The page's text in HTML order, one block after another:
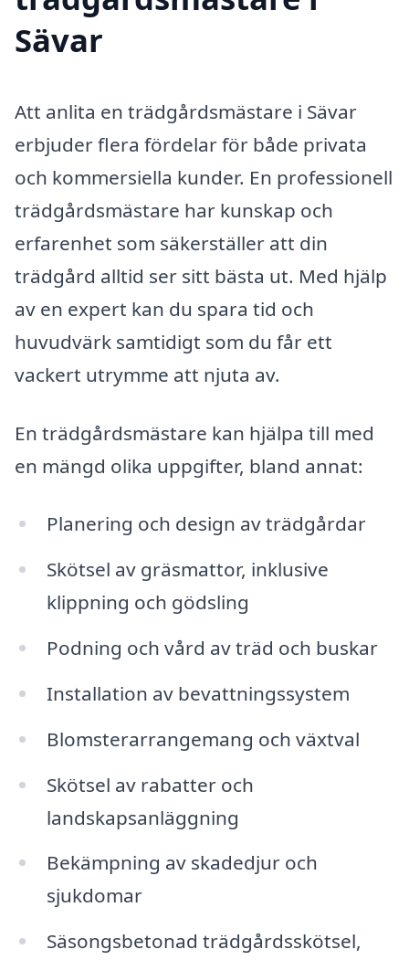
Sävar
Att anlita en trädgårdsmästare i Sävar
erbjuder flera fördelar för både privata
och kommersiella kunder. En professionell
trädgårdsmästare har kunskap och
erfarenhet som säkerställer att din
trädgård alltid ser sitt bästa ut. Med hjälp
av en expert kan du spara tid och
huvudvärk samtidigt som du får ett
vackert utrymme att njuta av.
En trädgårdsmästare kan hjälpa till med
en mängd olika uppgifter, bland annat:
Planering och design av trädgårdar
Skötsel av gräsmattor, inklusive
klippning och gödsling
Podning och vård av träd och buskar
Installation av bevattningssystem
Blomsterarrangemang och växtval
Skötsel av rabatter och
landskapsanläggning
Bekämpning av skadedjur och
sjukdomar
Säsongsbetonad trädgårdsskötsel,